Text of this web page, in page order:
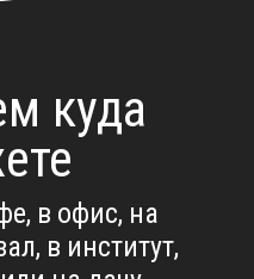
куда
в офис, на
в институт,